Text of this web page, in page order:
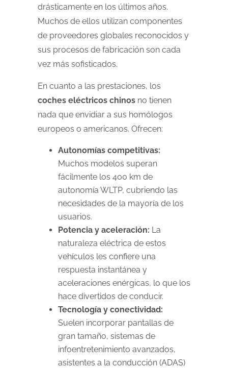
drásticamente en los últimos años.
Muchos de ellos utilizan componentes
de proveedores globales reconocidos y
sus procesos de fabricación son cada
vez más sofisticados.
En cuanto a las prestaciones, los
coches eléctricos chinos no tienen
nada que envidiar a sus homólogos
europeos o americanos. Ofrecen:
Autonomías competitivas:
Muchos modelos superan
fácilmente los 400 km de
autonomía WLTP, cubriendo las
necesidades de la mayoría de los
usuarios.
Potencia y aceleración: La
naturaleza eléctrica de estos
vehículos les confiere una
respuesta instantánea y
aceleraciones enérgicas, lo que los
hace divertidos de conducir.
Tecnología y conectividad:
Suelen incorporar pantallas de
gran tamaño, sistemas de
infoentretenimiento avanzados,
asistentes a la conducción (ADAS)